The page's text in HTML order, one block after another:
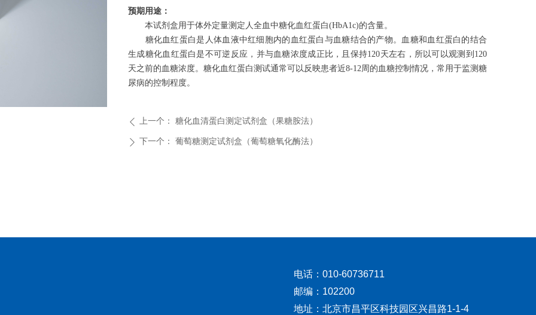
ꄴ 上一个： 糖化血清蛋白测定试剂盒（果糖胺法）
ꄲ 下一个： 葡萄糖测定试剂盒（葡萄糖氧化酶法）
预期用途：
本试剂盒用于体外定量测定人全血中糖化血红蛋白(HbA1c)的含量。
糖化血红蛋白是人体血液中红细胞内的血红蛋白与血糖结合的产物。血糖和血红蛋白的结合
生成糖化血红蛋白是不可逆反应，并与血糖浓度成正比，且保持120天左右，所以可以观测到120
天之前的血糖浓度。糖化血红蛋白测试通常可以反映患者近8-12周的血糖控制情况，常用于监测糖
尿病的控制程度。
电话：010-60736711
邮编：102200
地址：北京市昌平区科技园区兴昌路1-1-4